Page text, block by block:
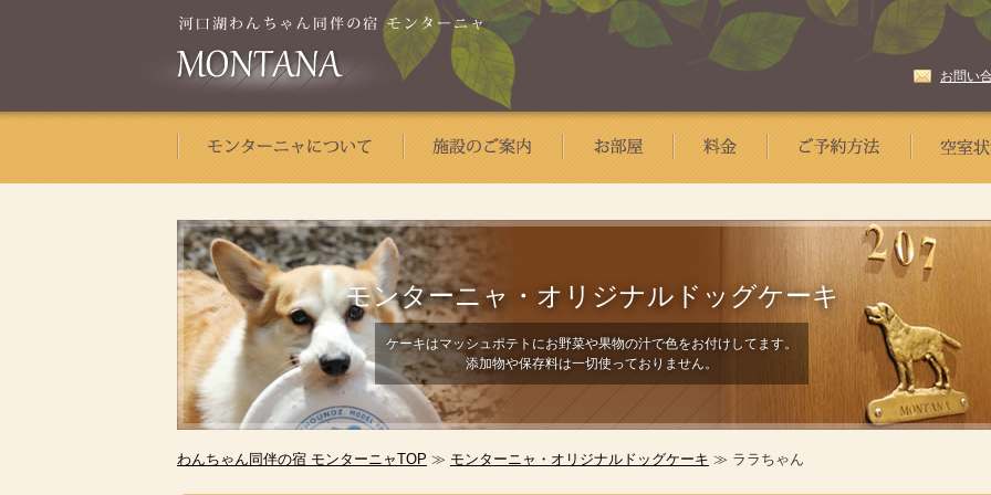
お問い
モンターニャ・ オリジナルドッグケーキ
ケーキはマッシュポテトにお野菜や果物の汁で色をお付けしてます。
添加物や保存料は一切使っておりません。
わんちゃん同伴の宿 モンターニャTOP ≫ モンターニャ・オリジナルドッグケーキ ≫ ララちゃん